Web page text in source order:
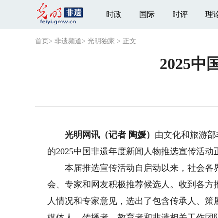
时政 国际 时评 理
首页 > 非遗频道> 光明独家 > 正文
2025中
光明网讯（记者 陶媛） 由文化和旅游
的2025中国非遗年度新闻人物推选宣传活
本届推选宣传活动自启动以来，社会各
会、专家和网友积极推荐候选人。收到各
人情况和专家意见，选出了包含传承人、